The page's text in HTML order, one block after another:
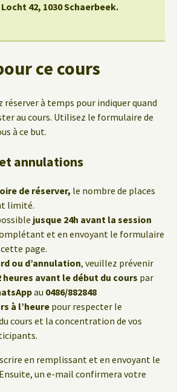
42, 1030 Schaerbeek.
ce cours
réserver à temps pour indiquer quand
au cours. Utilisez le formulaire de
à ce but.
annulations
de réserver, le nombre de places
limité.
jusque 24h avant la session
et en envoyant le formulaire
page.
ou d’annulation, veuillez prévenir
heures avant le début du cours par
au 0486/882848
à l’heure pour respecter le
cours et la concentration de vos
en remplissant et en envoyant le
un e-mail confirmera votre